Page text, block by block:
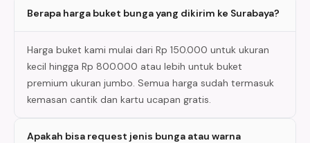
Berapa harga buket bunga yang dikirim ke Surabaya?
Harga buket kami mulai dari Rp 150.000 untuk ukuran
kecil hingga Rp 800.000 atau lebih untuk buket
premium ukuran jumbo. Semua harga sudah termasuk
kemasan cantik dan kartu ucapan gratis.
Apakah bisa request jenis bunga atau warna